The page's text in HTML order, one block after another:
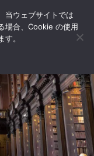
当ウェブサイトでは
場合、Cookie の使用
。